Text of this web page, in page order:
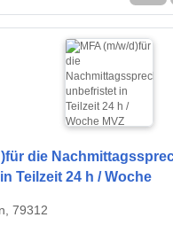
die
Teilzeit 24 h / Woche
79312